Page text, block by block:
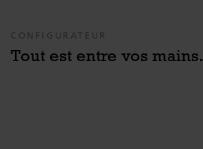
CONFIGURATEUR
Tout est entre vos mains.